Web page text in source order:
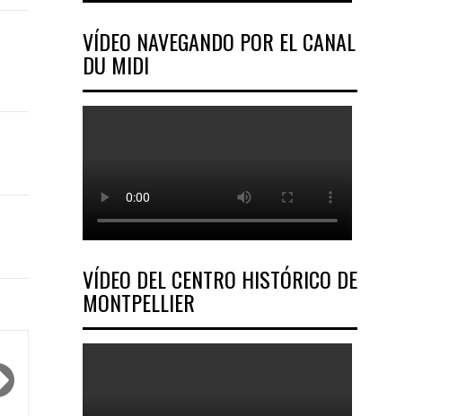
VÍDEO NAVEGANDO POR EL CANAL
DU MIDI
VÍDEO DEL CENTRO HISTÓRICO DE
MONTPELLIER